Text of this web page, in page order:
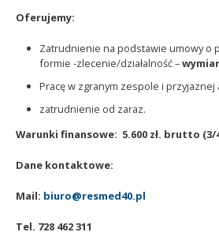
Oferujemy:
Zatrudnienie na podstawie umowy o
formie -zlecenie/działalność –
Pracę w zgranym zespole i
zatrudnienie od zaraz.
Warunki finansowe: 5.600 zł. brutto
Dane kontaktowe:
Mail: biuro@resmed40.pl
Tel. 728 462 311